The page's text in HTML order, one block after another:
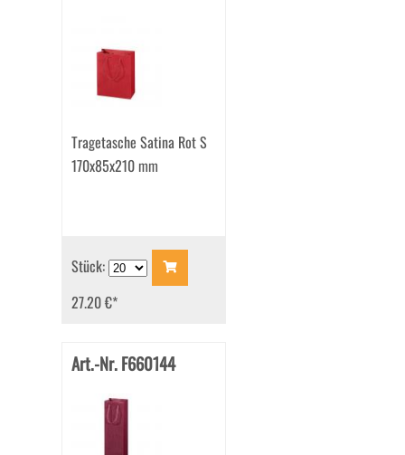
Tragetasche Satina Rot S
170x85x210 mm
Stück:
27.20 €*
Art.-Nr. F660144